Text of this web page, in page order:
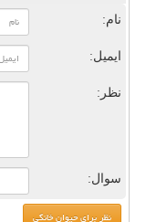
نام:
ایمیل:
نظر:
سوال: